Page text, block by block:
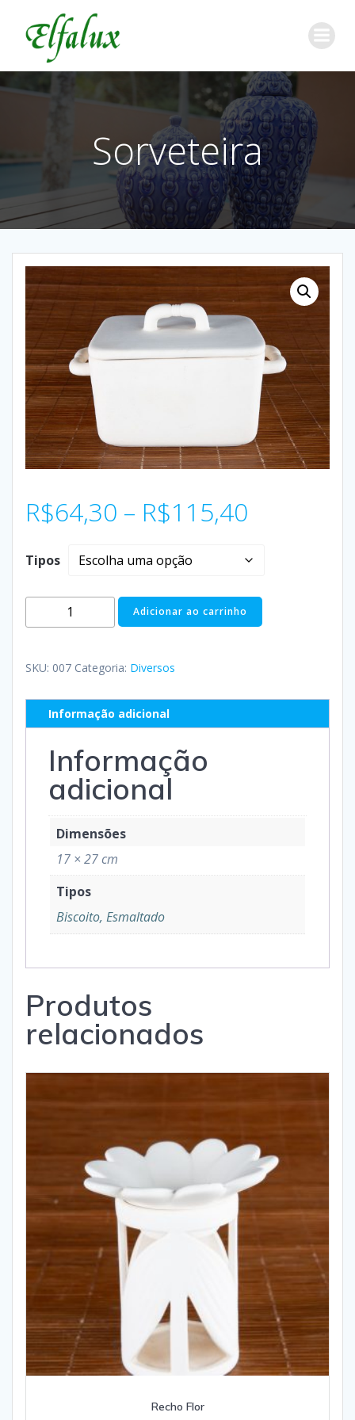
Sorveteira
R$64,30 – R$115,40
Tipos
Adicionar ao carrinho
SKU: 007 Categoria: Diversos
Informação adicional
Informação
adicional
Dimensões
17 × 27 cm
Tipos
Biscoito, Esmaltado
Produtos
relacionados
Recho Flor